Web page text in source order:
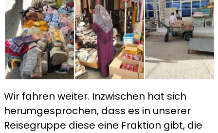
Wir fahren weiter. Inzwischen hat sich
herumgesprochen, dass es in unserer
Reisegruppe diese eine Fraktion gibt, die